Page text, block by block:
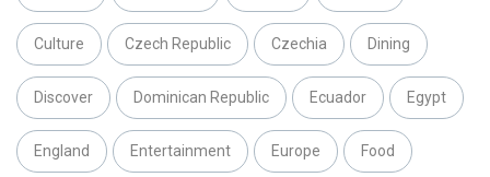
Culture Czech Republic Czechia Dining
Discover Dominican Republic Ecuador Egypt
England Entertainment Europe Food